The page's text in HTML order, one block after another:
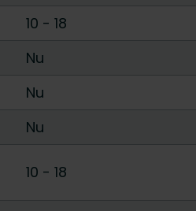
10 - 18
Nu
Nu
Nu
10 - 18